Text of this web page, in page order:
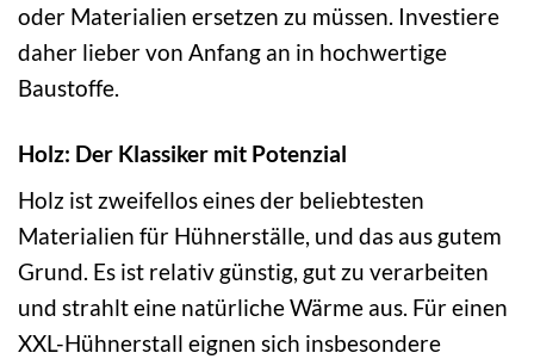
oder Materialien ersetzen zu müssen. Investiere
daher lieber von Anfang an in hochwertige
Baustoffe.
Holz: Der Klassiker mit Potenzial
Holz ist zweifellos eines der beliebtesten
Materialien für Hühnerställe, und das aus gutem
Grund. Es ist relativ günstig, gut zu verarbeiten
und strahlt eine natürliche Wärme aus. Für einen
XXL-Hühnerstall eignen sich insbesondere